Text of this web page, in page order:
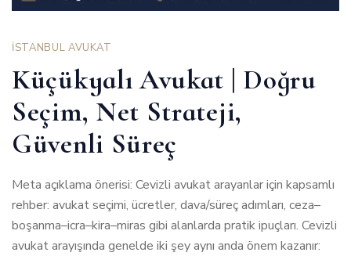
İSTANBUL AVUKAT
Küçükyalı Avukat | Doğru
Seçim, Net Strateji,
Güvenli Süreç
Meta açıklama önerisi: Cevizli avukat arayanlar için kapsamlı
rehber: avukat seçimi, ücretler, dava/süreç adımları, ceza–
boşanma–icra–kira–miras gibi alanlarda pratik ipuçları. Cevizli
avukat arayışında genelde iki şey aynı anda önem kazanır: